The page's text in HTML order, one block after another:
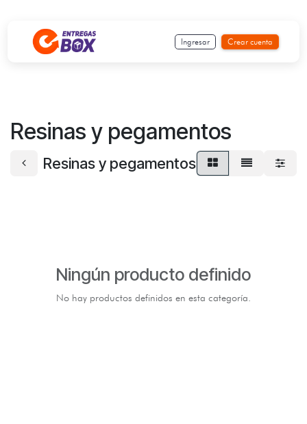
Ingresar Crear cuenta
Resinas y pegamentos
Resinas y pegamentos
Ningún producto definido
No hay productos definidos en esta categoría.